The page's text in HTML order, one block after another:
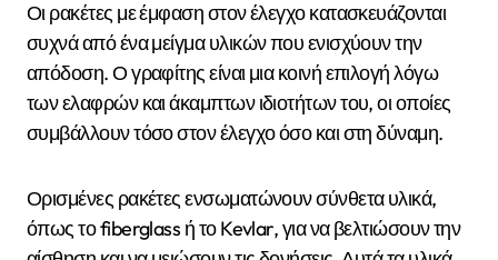
Οι ρακέτες με έμφαση στον έλεγχο κατασκευάζονται
συχνά από ένα μείγμα υλικών που ενισχύουν την
απόδοση. Ο γραφίτης είναι μια κοινή επιλογή λόγω
των ελαφρών και άκαμπτων ιδιοτήτων του, οι οποίες
συμβάλλουν τόσο στον έλεγχο όσο και στη δύναμη.
Ορισμένες ρακέτες ενσωματώνουν σύνθετα υλικά,
όπως το fiberglass ή το Kevlar, για να βελτιώσουν την